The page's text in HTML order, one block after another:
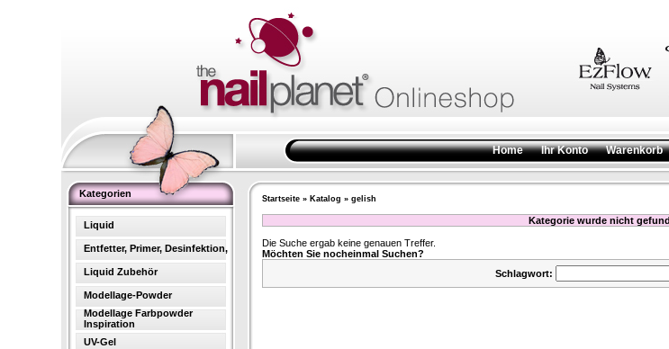
Home Ihr Konto Warenkorb
Kategorien
Liquid
Entfetter, Primer, Desinfektion,
Liquid Zubehör
Modellage-Powder
Modellage Farbpowder
Inspiration
UV-Gel
Startseite» Katalog » gelish
Kategorie wurde nicht
Die Suche ergab keine genauen Treffer.
Möchten Sie nocheinmal Suchen?
Schlagwort: